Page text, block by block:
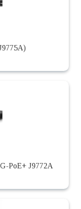
PoE+ J9772A